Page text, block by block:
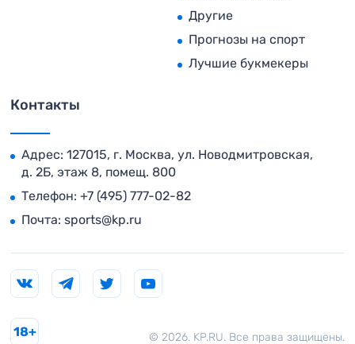
Другие
Прогнозы на спорт
Лучшие букмекеры
Контакты
Адрес: 127015, г. Москва, ул. Новодмитровская,
д. 2Б, этаж 8, помещ. 800
Телефон: +7 (495) 777-02-82
Почта: sports@kp.ru
© 2026. KP.RU. Все права защищены.
18+